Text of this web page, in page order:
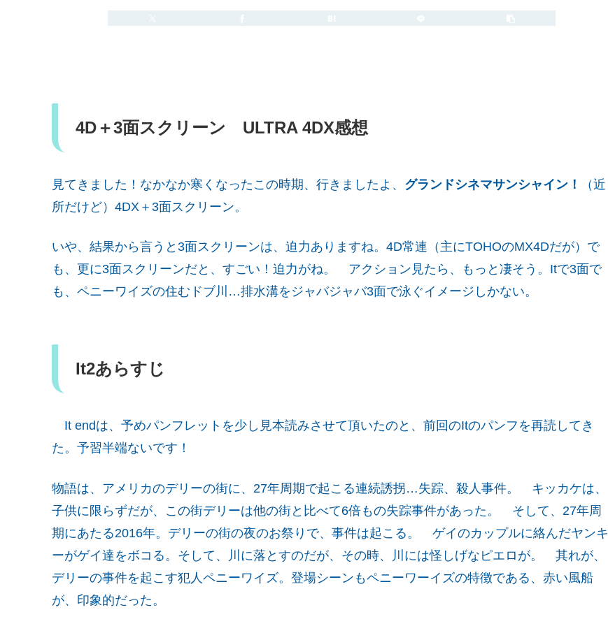
4D＋3面スクリーン ULTRA 4DX感想
見てきました！なかなか寒くなったこの時期、行きましたよ、 グランドシネマサンシャイン！
（近
所だけど）4DX＋3面スクリーン。
いや、結果から言うと3面スクリーンは、迫力ありますね。4D常連（主にTOHOのMX4Dだが）で
も、更に3面スクリーンだと、すごい！迫力がね。 アクション見たら、もっと凄そう。Itで3面で
も、ペニーワイズの住むドブ川…排水溝をジャバジャバ3面で泳ぐイメージしかない。
It2あらすじ
It endは、予めパンフレットを少し見本読みさせて頂いたのと、前回のItのパンフを再読してき
た。予習半端ないです！
物語は、アメリカのデリーの街に、27年周期で起こる連続誘拐…失踪、殺人事件。 キッカケは、
子供に限らずだが、この街デリーは他の街と比べて6倍もの失踪事件があった。 そして、27年周
期にあたる2016年。デリーの街の夜のお祭りで、事件は起こる。 ゲイのカップルに絡んだヤンキ
ーがゲイ達をボコる。そして、川に落とすのだが、その時、川には怪しげなピエロが。 其れが、
デリーの事件を起こす犯人ペニーワイズ。登場シーンもペニーワーイズの特徴である、赤い風船
が、印象的だった。